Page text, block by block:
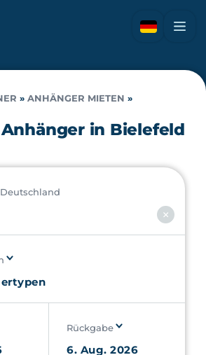
» ANHÄNGER MIETEN »
in Bielefeld
Rückgabe